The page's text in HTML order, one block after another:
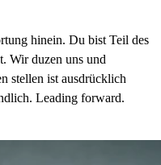
hinein. Du bist Teil des
Wir duzen uns und
stellen ist ausdrücklich
Leading forward.